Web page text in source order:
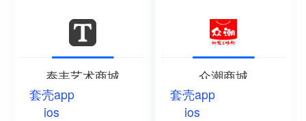
泰丰艺术商城
套壳app
ios
众潮商城
套壳app
ios